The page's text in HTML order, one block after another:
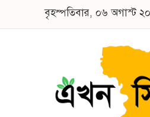
বৃহস্পতিবার, ০৬ অগাস্ট